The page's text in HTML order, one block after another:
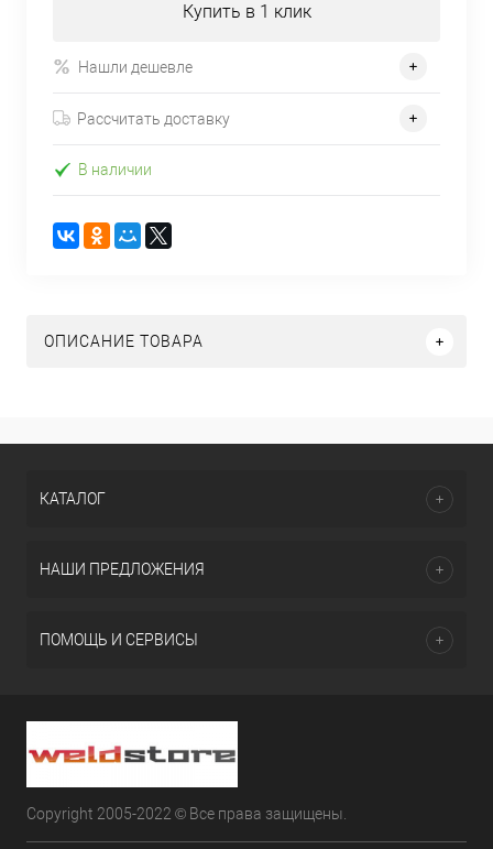
Купить в 1 клик
Нашли дешевле
Рассчитать доставку
В наличии
ОПИСАНИЕ ТОВАРА
КАТАЛОГ
НАШИ ПРЕДЛОЖЕНИЯ
ПОМОЩЬ И СЕРВИСЫ
Copyright 2005-2022 © Все права защищены.